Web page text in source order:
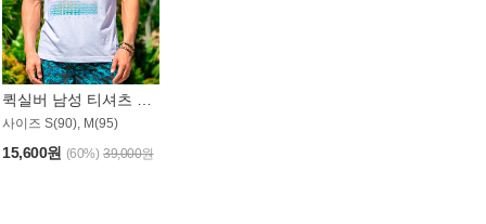
퀵실버 남성 티셔츠 MST357WQS
사이즈 S(90), M(95)
15,600원 (60%) 39,000원